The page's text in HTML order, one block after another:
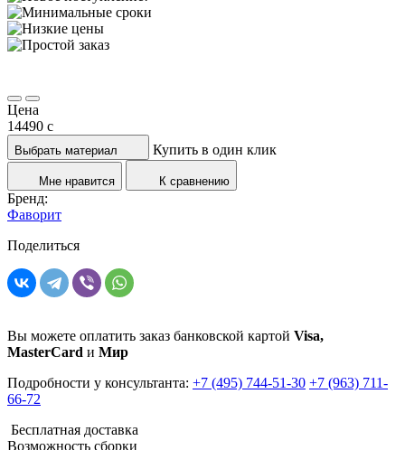
Цена
14490 c
Выбрать материал Купить в один клик
Мне нравится К сравнению
Бренд:
Фаворит
Поделиться
Вы можете оплатить заказ банковской картой Visa,
MasterCard и Мир
Подробности у консультанта: +7 (495) 744-51-30 +7 (963) 711-
66-72
Бесплатная доставка
Возможность сборки